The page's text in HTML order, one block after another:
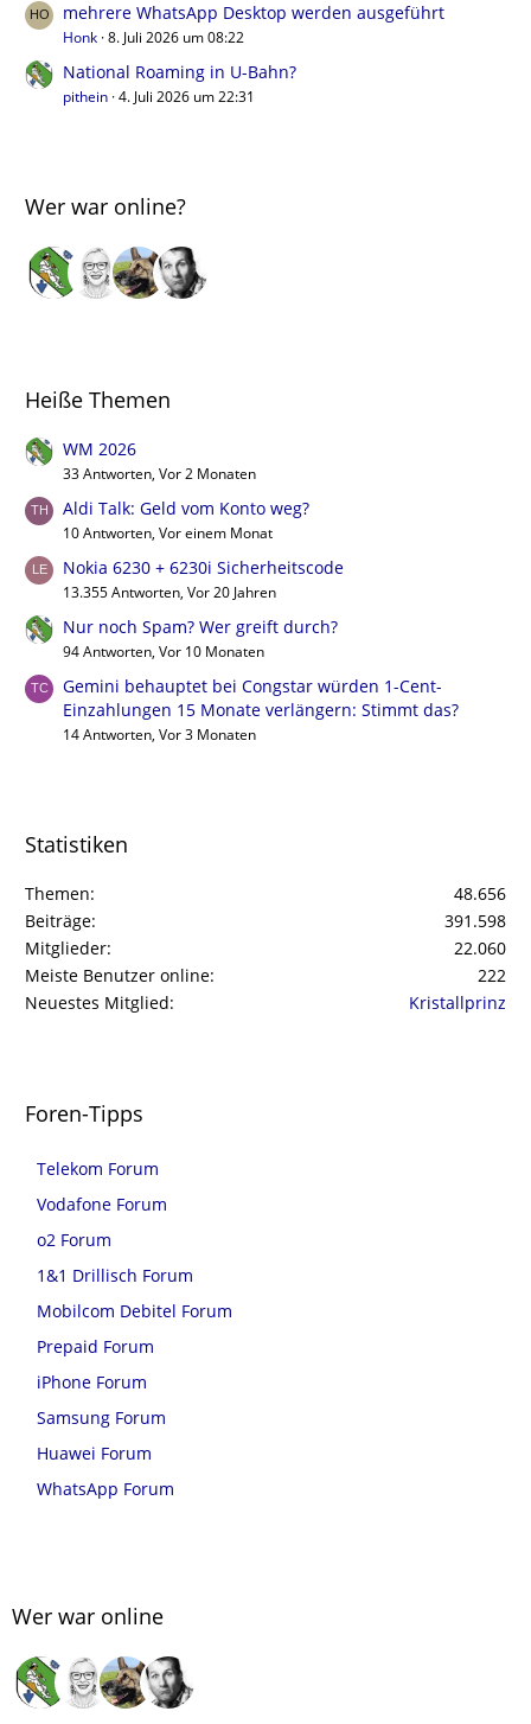
mehrere WhatsApp Desktop werden ausgeführt
Honk 8. Juli 2026 um 08:22
National Roaming in U-Bahn?
pithein 4. Juli 2026 um 22:31
Wer war online?
Heiße Themen
WM 2026
33 Antworten, Vor 2 Monaten
Aldi Talk: Geld vom Konto weg?
10 Antworten, Vor einem Monat
Nokia 6230 + 6230i Sicherheitscode
13.355 Antworten, Vor 20 Jahren
Nur noch Spam? Wer greift durch?
94 Antworten, Vor 10 Monaten
Gemini behauptet bei Congstar würden 1-Cent-
Einzahlungen 15 Monate verlängern: Stimmt das?
14 Antworten, Vor 3 Monaten
Statistiken
Themen
48.656
Beiträge
391.598
Mitglieder
22.060
Meiste Benutzer online
222
Neuestes Mitglied
Kristallprinz
Foren-Tipps
Telekom Forum
Vodafone Forum
o2 Forum
1&1 Drillisch Forum
Mobilcom Debitel Forum
Prepaid Forum
iPhone Forum
Samsung Forum
Huawei Forum
WhatsApp Forum
Wer war online